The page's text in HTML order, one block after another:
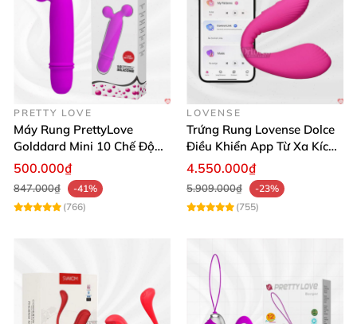
PRETTY LOVE
Máy Rung PrettyLove
Golddard Mini 10 Chế Độ
Kích Thích Cực Sướng
500.000₫
847.000₫
-41%
(766)
LOVENSE
Trứng Rung Lovense Dolce
Điều Khiển App Từ Xa Kích
Thích
4.550.000₫
5.909.000₫
-23%
(755)